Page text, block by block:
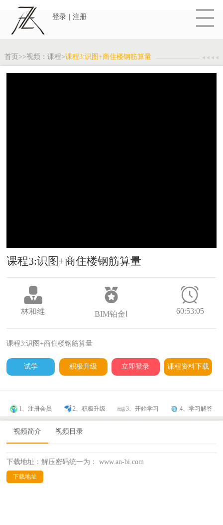
登录 注册
首页 >>视频：课程>课程3:识图+商住楼钢筋算量
课程3:识图+商住楼钢筋算量
林和维 BIM铂金Ⅰ 60:53:05
课程3:识图+商住楼钢筋算量
试学 积极升级 立即登录 课程资料下载
1、注册会员 2、积极升级 3、开始学习 4、学习解答
视频简介 视频目录
下载地址：解压密码统一为： www.an-bi.com
下载地址